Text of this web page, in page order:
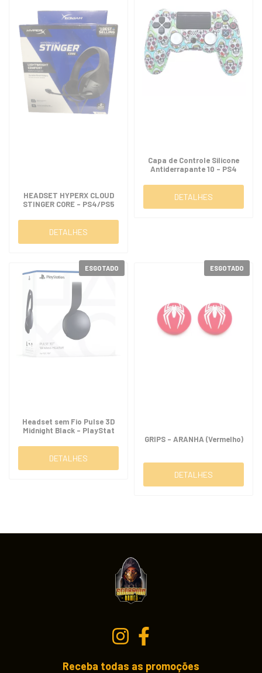
HEADSET HYPERX CLOUD
STINGER CORE - PS4/PS5
DETALHES
Capa de Controle Silicone
Antiderrapante 10 - PS4
DETALHES
ESGOTADO
Headset sem Fio Pulse 3D
Midnight Black - PlayStat
DETALHES
ESGOTADO
GRIPS - ARANHA (Vermelho)
DETALHES
Receba todas as promoções